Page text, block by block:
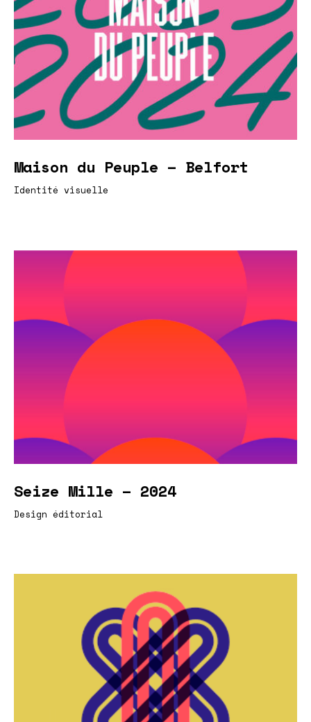
Maison du Peuple – Belfort
Identité visuelle
Seize Mille – 2024
Design éditorial